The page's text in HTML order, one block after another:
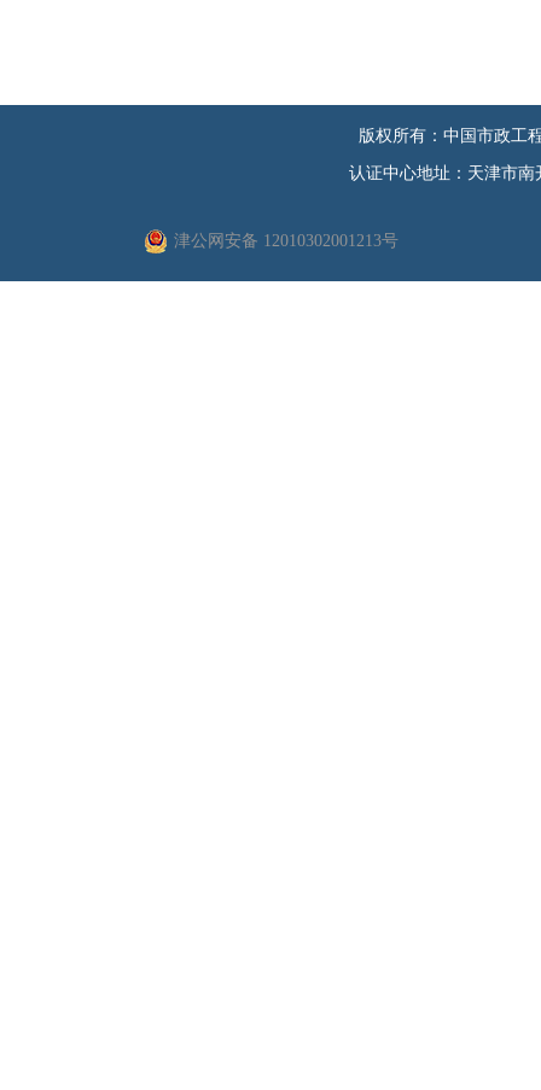
版权所有：中国市政工
认证中心地址：天津市
津公网安备 12010302001213号